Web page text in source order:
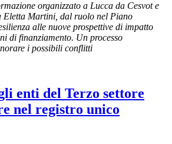
organizzato a Lucca da Cesvot e
Eletta Martini, dal ruolo nel Piano
alle nuove prospettive di impatto
di finanziamento. Un processo
i possibili conflitti
enti del Terzo settore
nel registro unico